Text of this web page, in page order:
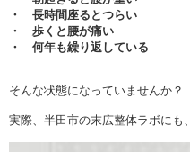
・ 長時間座るとつらい
・ 歩くと腰が痛い
・ 何年も繰り返している
そんな状態になっていませんか？
実際、半田市の末広整体ラボにも、